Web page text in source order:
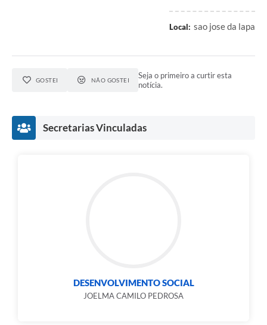
Local: sao jose da lapa
GOSTEI NÃO GOSTEI
Seja o primeiro a curtir esta
notícia.
Secretarias Vinculadas
DESENVOLVIMENTO SOCIAL
JOELMA CAMILO PEDROSA